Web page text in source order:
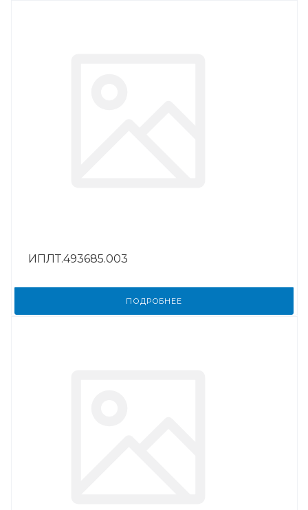
ИПЛТ.493685.003
ПОДРОБНЕЕ